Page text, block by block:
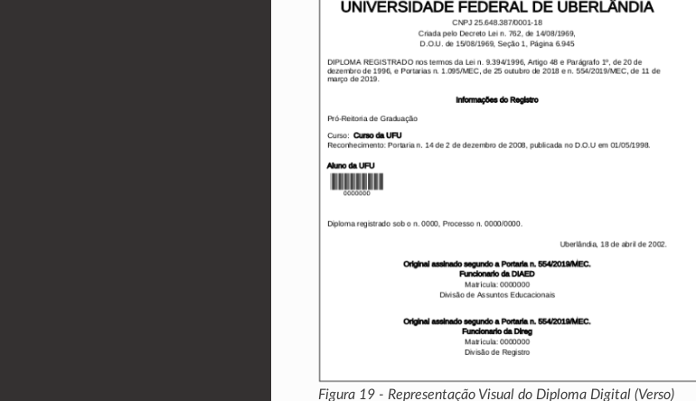
Figura 19 - Representação Visual do Diploma Digital (Verso)